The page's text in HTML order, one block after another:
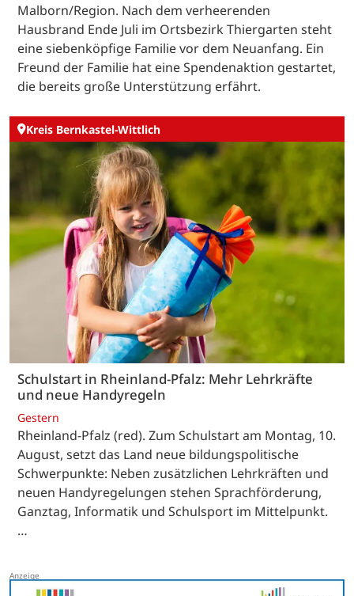
Malborn/Region. Nach dem verheerenden
Hausbrand Ende Juli im Ortsbezirk Thiergarten steht
eine siebenköpfige Familie vor dem Neuanfang. Ein
Freund der Familie hat eine Spendenaktion gestartet,
die bereits große Unterstützung erfährt.
Kreis Bernkastel-Wittlich
Schulstart in Rheinland-Pfalz: Mehr Lehrkräfte
und neue Handyregeln
Gestern
Rheinland-Pfalz (red). Zum Schulstart am Montag, 10.
August, setzt das Land neue bildungspolitische
Schwerpunkte: Neben zusätzlichen Lehrkräften und
neuen Handyregelungen stehen Sprachförderung,
Ganztag, Informatik und Schulsport im Mittelpunkt.
…